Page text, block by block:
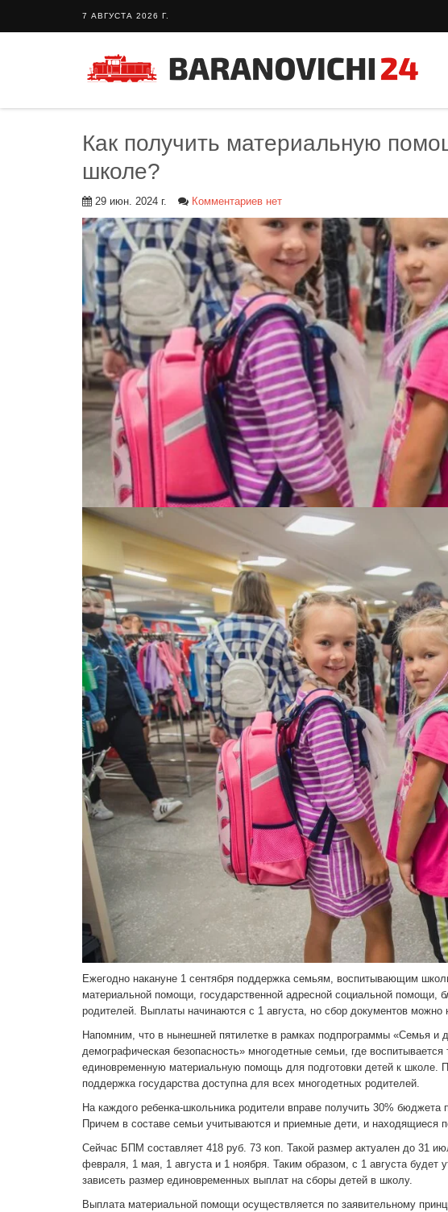
7 АВГУСТА 2026 Г.
Как получить материальную
школе?
29 июн. 2024 г. Комментариев нет
Ежегодно накануне 1 сентября поддержка семьям, воспитывающим
материальной помощи, государственной адресной социальной помощи,
родителей. Выплаты начинаются с 1 августа, но сбор документов можно
Напомним, что в нынешней пятилетке в рамках подпрограммы «Семья и
демографическая безопасность» многодетные семьи, где
единовременную материальную помощь для подготовки детей к школе.
поддержка государства доступна для всех многодетных родителей.
На каждого ребенка-школьника родители вправе получить 30% бюджета
Причем в составе семьи учитываются и приемные дети, и находящиеся
Сейчас БПМ составляет 418 руб. 73 коп. Такой размер актуален до 31
февраля, 1 мая, 1 августа и 1 ноября. Таким образом, с 1 августа
зависеть размер единовременных выплат на сборы детей в школу.
Выплата материальной помощи осуществляется по заявительному
Тайный